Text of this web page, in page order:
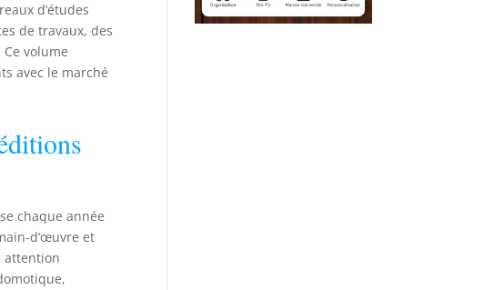
d’études
de travaux, des
volume
avec le marché
chaque année
d’œuvre et
attention